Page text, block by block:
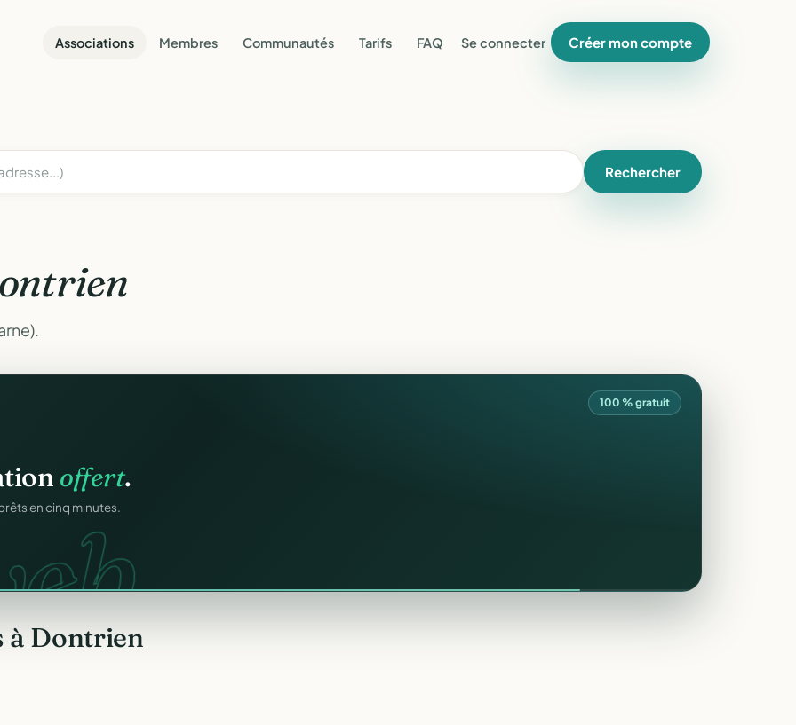
Associations Membres Communautés Tarifs FAQ Se connecter Créer mon compte
Rechercher
100 % gratuit
au modèle
offert.
en cinq minutes.
à Dontrien